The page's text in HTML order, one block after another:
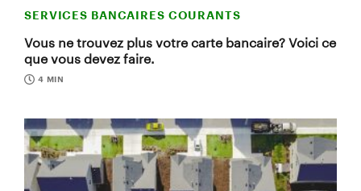
SERVICES BANCAIRES COURANTS
Vous ne trouvez plus votre carte bancaire? Voici ce
que vous devez faire.
4 MIN